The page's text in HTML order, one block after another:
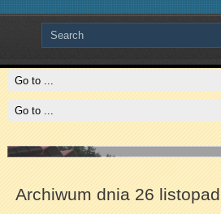
Slide # 2
Czytaj więcej
Archiwum dnia 26